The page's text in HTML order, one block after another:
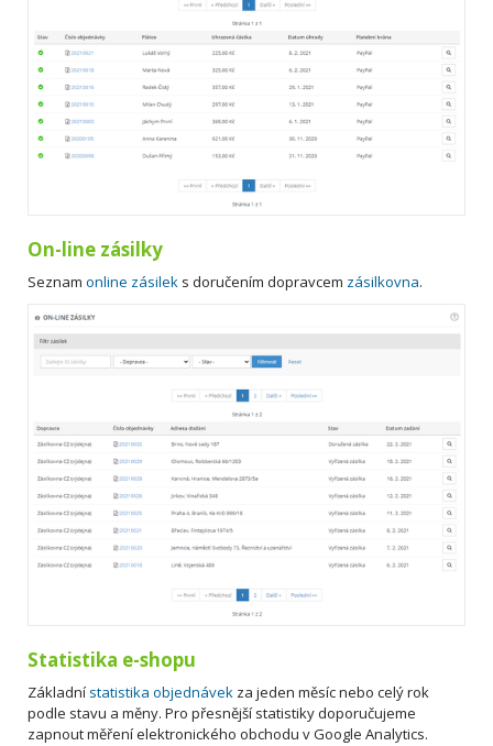
On-line zásilky
Seznam online zásilek s doručením dopravcem zásilkovna.
Statistika e-shopu
Základní statistika objednávek za jeden měsíc nebo celý rok
podle stavu a měny. Pro přesnější statistiky doporučujeme
zapnout měření elektronického obchodu v Google Analytics.